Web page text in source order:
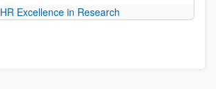
HR Excellence in Research